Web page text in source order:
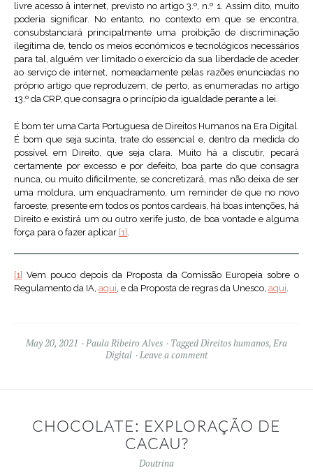
livre acesso à internet, previsto no artigo 3.º, n.º 1. Assim dito, muito
poderia significar. No entanto, no contexto em que se encontra,
consubstanciará principalmente uma proibição de discriminação
ilegítima de, tendo os meios económicos e tecnológicos necessários
para tal, alguém ver limitado o exercício da sua liberdade de aceder
ao serviço de internet, nomeadamente pelas razões enunciadas no
próprio artigo que reproduzem, de perto, as enumeradas no artigo
13.º da CRP, que consagra o princípio da igualdade perante a lei.
É bom ter uma Carta Portuguesa de Direitos Humanos na Era Digital.
É bom que seja sucinta, trate do essencial e, dentro da medida do
possível em Direito, que seja clara. Muito há a discutir, pecará
certamente por excesso e por defeito, boa parte do que consagra
nunca, ou muito dificilmente, se concretizará, mas não deixa de ser
uma moldura, um enquadramento, um reminder de que no novo
faroeste, presente em todos os pontos cardeais, há boas intenções, há
Direito e existirá um ou outro xerife justo, de boa vontade e alguma
força para o fazer aplicar [1] .
[1] Vem pouco depois da Proposta da Comissão Europeia sobre o
Regulamento da IA, aqui, e da Proposta de regras da Unesco, aqui.
May 20, 2021 Paula Ribeiro Alves TaggedDireitos humanos, Era
Digital
Leave a comment
CHOCOLATE: EXPLORAÇÃO DE
CACAU?
Doutrina